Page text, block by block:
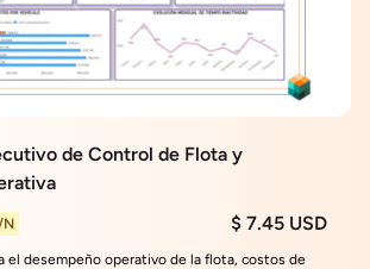
de Control de Flota y
N $ 7.45 USD
el desempeño operativo de la flota, costos de